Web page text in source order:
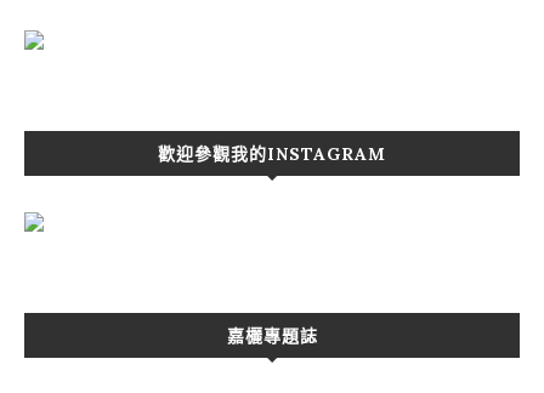
歡迎參觀我的INSTAGRAM
嘉欐專題誌